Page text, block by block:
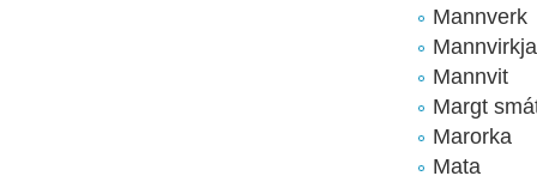
Mannverk
Mannvit
Margt
Marorka
Mata